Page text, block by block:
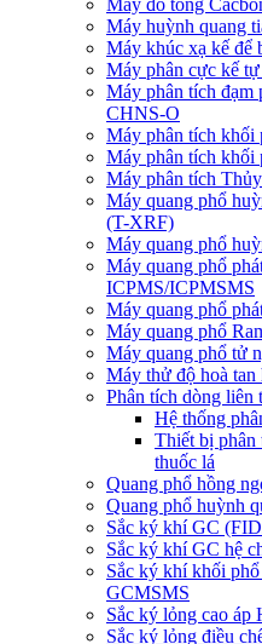
Máy huỳnh quang
Máy khúc xạ kế để
Máy phân cực kế tự
Máy phân tích đạm
CHNS-O
Máy phân tích khối
Máy phân tích khối
Máy phân tích
Máy quang phổ
(T-XRF)
Máy quang phổ
Máy quang phổ
ICPMS/ICPMSMS
Máy quang phổ
Máy quang phổ
Máy quang phổ tử
Máy thử độ hoà
Phân tích dòng liên
Hệ thống
Thiết bị phân
thuốc lá
Quang phổ hồng
Quang phổ huỳnh
Sắc ký khí GC
Sắc ký khí GC hệ
Sắc ký khí khối
GCMSMS
Sắc ký lỏng cao
Sắc ký lỏng điều